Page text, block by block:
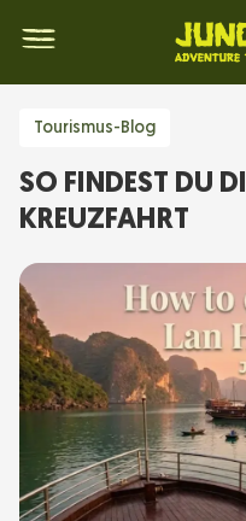
Tourismus-Blog
SO FINDEST DU
KREUZFAHRT